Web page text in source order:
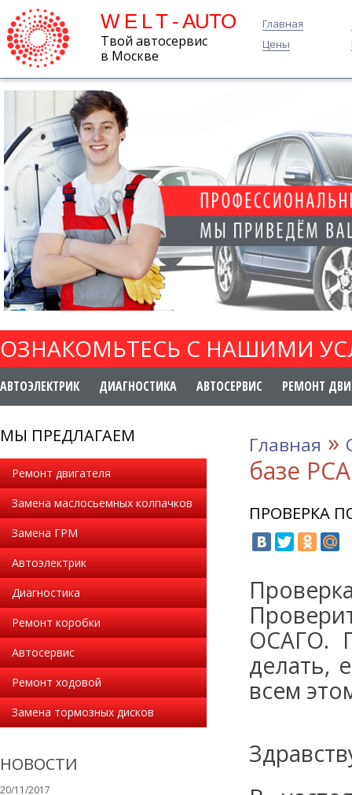
W E L T - AUTO
Твой автосервис
в Москве
Главная
Цены
ОЗНАКОМЬТЕСЬ С НАШИМИ
АВТОЭЛЕКТРИК ДИАГНОСТИКА АВТОСЕРВИС РЕМОНТ
МЫ ПРЕДЛАГАЕМ
Ремонт двигателя
Замена маслосьемных колпачков
Замена ГРМ
Автоэлектрик
Диагностика
Ремонт коробки
Автосервис
Ремонт ходовой
Замена тормозных дисков
НОВОСТИ
20/11/2017
Главная »
базе РСА
ПРОВЕРКА
ОСАГО.
делать,
всем